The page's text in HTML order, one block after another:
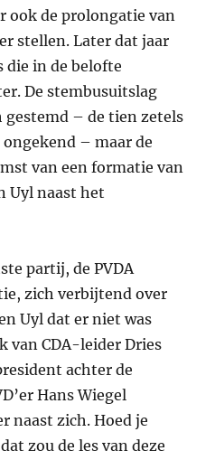
ook de prolongatie van
stellen. Later dat jaar
die in de belofte
De stembusuitslag
gestemd – de tien zetels
– maar de
van een formatie van
Uyl naast het
partij, dePVDA
zich verbijtend over
Uyl dat er niet was
vanCDA-leider Dries
achter de
’er Hans Wiegel
naast zich. Hoed je
zou de les van deze